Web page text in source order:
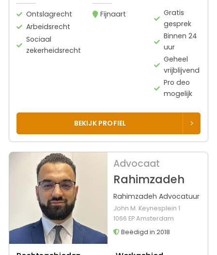
Ontslagrecht
Arbeidsrecht
Sociaal
zekerheidsrecht
Fijnaart
Gratis
gesprek
Binnen 24
uur
Geheel
vrijblijvend
Pro deo
mogelijk
BEKIJK PROFIEL
Advocaat
Rahimzadeh
Rahimzadeh Advocatuur
John M. Keynesplein 1
1066 EP Amsterdam
Beëdigd in 2018